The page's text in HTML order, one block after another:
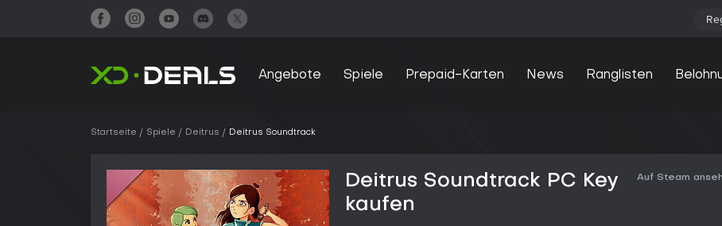
Angebote Spiele Prepaid-Karten News Ranglisten
Startseite Spiele Deitrus Deitrus Soundtrack
Deitrus Soundtrack PC Key
kaufen
Auf Steam